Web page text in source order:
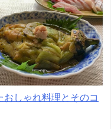
しゃれ料理とそのコ